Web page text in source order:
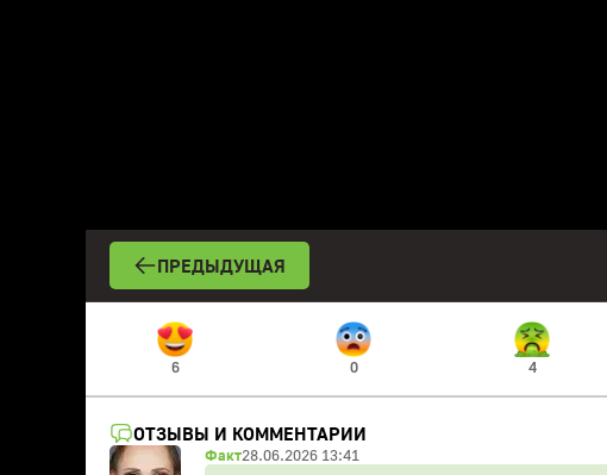
ПРЕДЫДУЩАЯ
6 0 4
ОТЗЫВЫ И КОММЕНТАРИИ
Факт28.06.2026 13:41